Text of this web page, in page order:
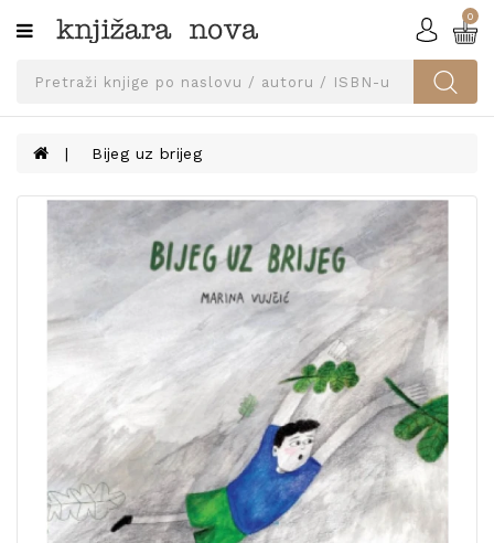
Kategorije
SVEUČILIŠNA
UDŽBENICI
KNJIGE
PRIBOR
NARUČI
KONTAKT
POSEBNA
PONUDA
0
Bijeg uz brijeg